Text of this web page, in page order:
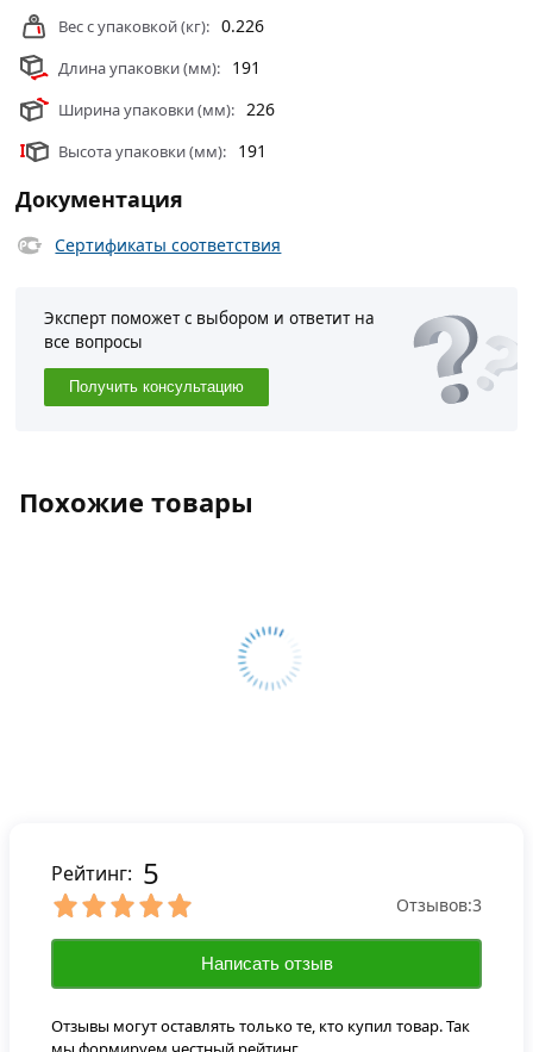
Вес с упаковкой (кг): 0.226
Длина упаковки (мм): 191
Ширина упаковки (мм): 226
Высота упаковки (мм): 191
Документация
Сертификаты соответствия
Эксперт поможет с выбором и ответит на
все вопросы
Получить консультацию
Похожие товары
Рейтинг: 5
Отзывов:3
Написать отзыв
Отзывы могут оставлять только те, кто купил товар. Так